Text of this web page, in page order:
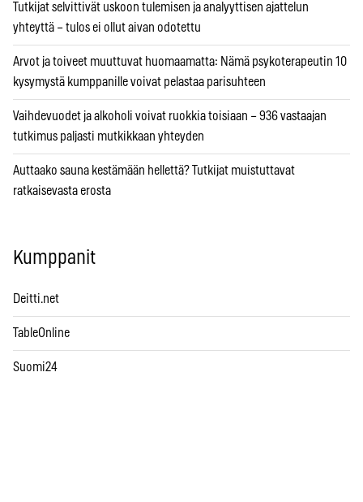
Tutkijat selvittivät uskoon tulemisen ja analyyttisen ajattelun
yhteyttä – tulos ei ollut aivan odotettu
Arvot ja toiveet muuttuvat huomaamatta: Nämä psykoterapeutin 10
kysymystä kumppanille voivat pelastaa parisuhteen
Vaihdevuodet ja alkoholi voivat ruokkia toisiaan – 936 vastaajan
tutkimus paljasti mutkikkaan yhteyden
Auttaako sauna kestämään hellettä? Tutkijat muistuttavat
ratkaisevasta erosta
Kumppanit
Deitti.net
TableOnline
Suomi24